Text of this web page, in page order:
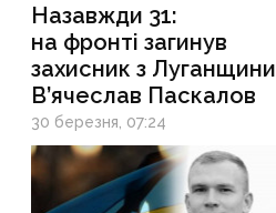
Назавжди 31:
на фронті загинув
захисник з Луганщини
В’ячеслав Паскалов
30 березня, 07:24